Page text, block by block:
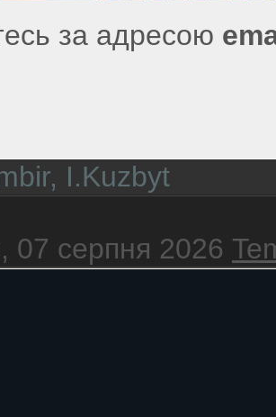
за адресою
I.Kuzbyt
07 серпня 2026